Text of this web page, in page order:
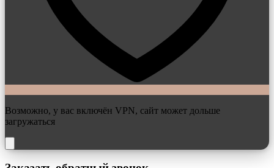
Возможно, у вас включён VPN, сайт может дольше
загружаться